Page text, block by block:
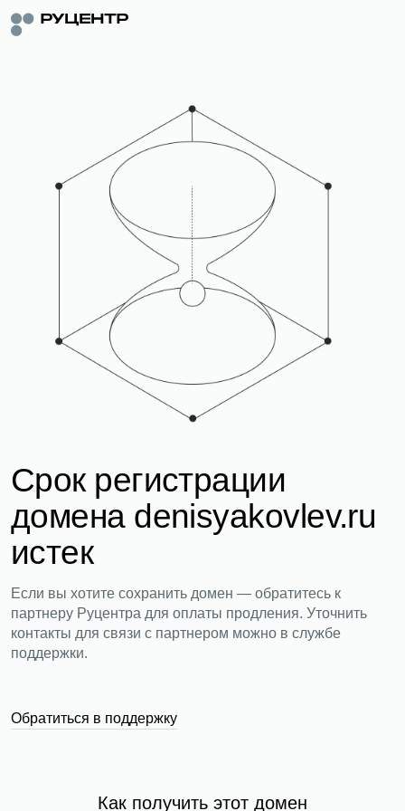
Срок регистрации
домена denisyakovlev.ru
истек
Если вы хотите сохранить домен — обратитесь к
партнеру Руцентра для оплаты продления. Уточнить
контакты для связи с партнером можно в службе
поддержки.
Обратиться в поддержку
Как получить этот домен